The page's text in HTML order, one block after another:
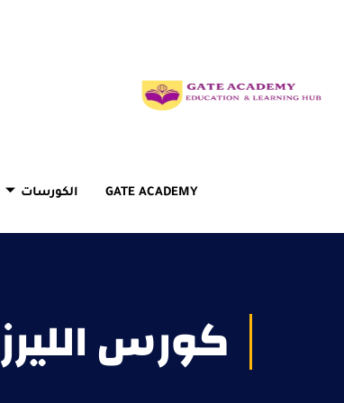
GATE ACADEMY الكورسات
كورس الليرز